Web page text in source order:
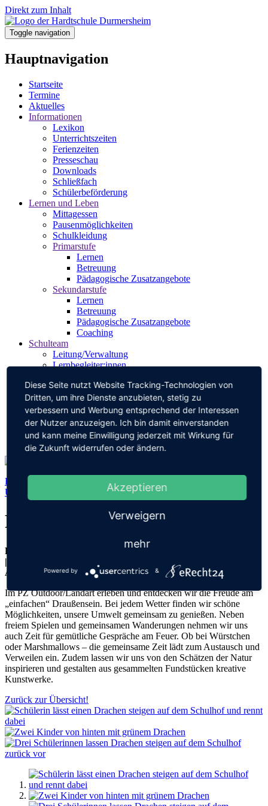
Direkt zum Inhalt
Toggle navigation
Hauptnavigation
Startseite
Termine
Aktuelles
Informationen
Lexikon
Unterrichtszeiten
Ferienzeiten
Presseschau
Downloads
Schließfach
Schülerbeförderung
Lernen und Leben
Mittagessen
Pausenmöglichkeiten
Schulkleidung
Primarstufe
Lernen
Betreuung
Pädagogische Zusatzangebote
Sekundarstufe
Lernen
Betreuung
Pädagogische Zusatzangebote
Coaching
Schulteam
Leitung/Verwaltung
Lernbegleiter:innen
Schulsozialarbeit
Berufsberatung
SMV
Elternbeirat
Förderverein
Kontakt
Für Kinder mit Lese-Rechtschreib-Schwäche
Unterstützung in allen Jahrgängen.
PZ Outdoor/Landart
Freitag, 26.06.2026
|
Aktuelles
Im PZ Outdoor/Landart erleben und entdecken wir die Freude am
„einfachen“ Draußensein. Bei jedem Wetter finden wir schöne
Möglichkeiten, unsere Umwelt gemeinsam zu genießen. Neben
freiem Spielen und gemeinsamen Wanderungen nehmen wir uns
auch Zeit für gemütliche Gespräche am Feuer. Ob bei Würstchen
oder Marshmallows – die gemeinsame Zeit lädt zum Austausch und
Verweilen ein. Zudem lassen wir uns von den Schätzen der Natur
inspirieren und gestalten aus gesammelten Fundstücken kreative
Kunstwerke.
Zurück zur Übersicht!
zurück vor
Diese Seite nutzt Website Tracking-Technologien von
Dritten, um ihre Dienste anzubieten, stetig zu
verbessern und Werbung entsprechend der Interessen
der Nutzer anzuzeigen. Ich bin damit einverstanden
und kann meine Einwilligung jederzeit mit Wirkung für
die Zukunft widerrufen oder ändern.
Akzeptieren
Verweigern
mehr
Powered by &